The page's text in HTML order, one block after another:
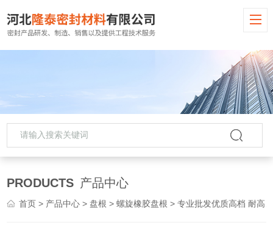
PRODUCTS 产品中心
首页 > 产品中心 > 盘根 >螺旋橡胶盘根 > 专业批发优质高档 耐高温高压优等螺旋盘根